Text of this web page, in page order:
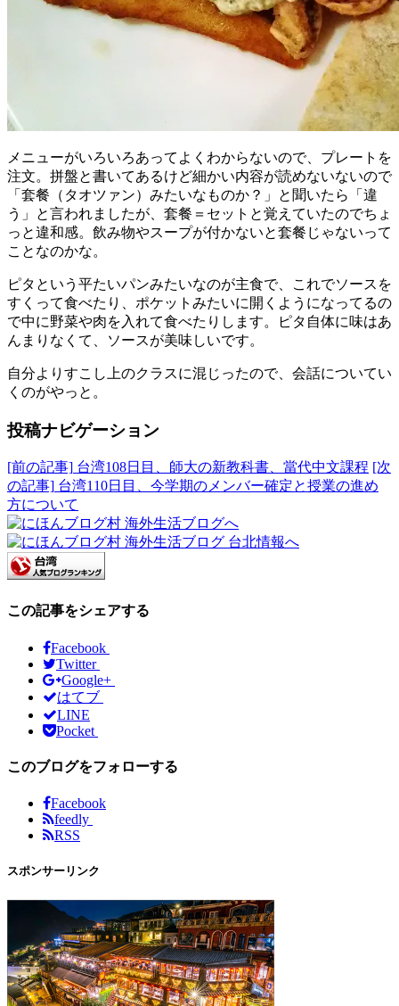
メニューがいろいろあってよくわからないので、プレートを
注文。拼盤と書いてあるけど細かい内容が読めないないので
「套餐（タオツァン）みたいなものか？」と聞いたら「違
う」と言われましたが、套餐＝セットと覚えていたのでちょ
っと違和感。飲み物やスープが付かないと套餐じゃないって
ことなのかな。
ピタという平たいパンみたいなのが主食で、これでソースを
すくって食べたり、ポケットみたいに開くようになってるの
で中に野菜や肉を入れて食べたりします。ピタ自体に味はあ
んまりなくて、ソースが美味しいです。
自分よりすこし上のクラスに混じったので、会話についてい
くのがやっと。
投稿ナビゲーション
[前の記事] 台湾108日目、師大の新教科書、當代中文課程 [次
の記事] 台湾110日目、今学期のメンバー確定と授業の進め
方について
この記事をシェアする
Facebook
Twitter
Google+
はてブ
LINE
Pocket
このブログをフォローする
Facebook
feedly
RSS
スポンサーリンク